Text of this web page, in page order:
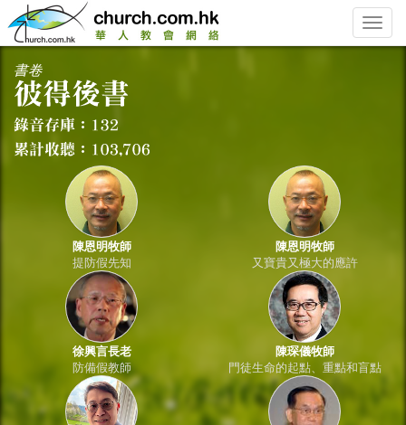
Toggle
書卷
陳恩明牧師
提防假先知
陳恩明牧師
又寶貴又極大的應許
徐興言長老
防備假教師
陳琛儀牧師
門徒生命的起點、重點和盲點